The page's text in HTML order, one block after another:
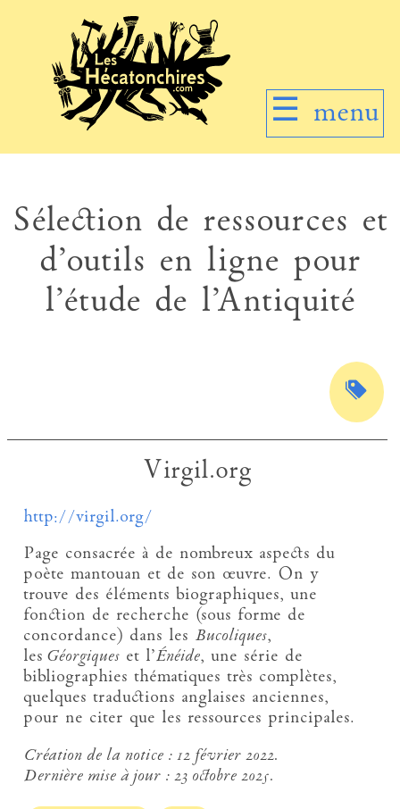
☰ menu
Sélection de ressources et
d’outils en ligne pour
l’étude de l’Antiquité
Virgil.org
http://virgil.org/
Page consacrée à de nombreux aspects du
poète mantouan et de son œuvre. On y
trouve des éléments biographiques, une
fonction de recherche (sous forme de
concordance) dans les Bucoliques,
les Géorgiques et l’Énéide, une série de
bibliographies thématiques très complètes,
quelques traductions anglaises anciennes,
pour ne citer que les ressources principales.
Création de la notice :12 février 2022.
Dernière mise à jour :23 octobre 2025.